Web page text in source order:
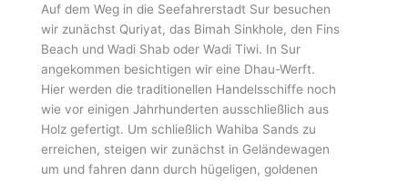
Auf dem Weg in die Seefahrerstadt Sur besuchen
wir zunächst Quriyat, das Bimah Sinkhole, den Fins
Beach und Wadi Shab oder Wadi Tiwi. In Sur
angekommen besichtigen wir eine Dhau-Werft.
Hier werden die traditionellen Handelsschiffe noch
wie vor einigen Jahrhunderten ausschließlich aus
Holz gefertigt. Um schließlich Wahiba Sands zu
erreichen, steigen wir zunächst in Geländewagen
um und fahren dann durch hügeligen, goldenen